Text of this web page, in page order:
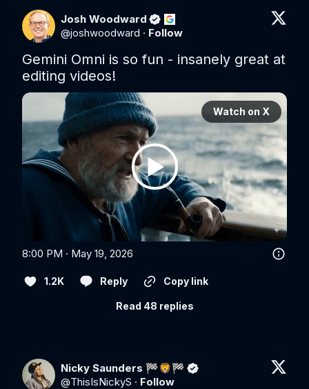
Josh Woodward
@joshwoodward · Follow
Gemini Omni is so fun - insanely great at
editing videos!
Watch on X
8:00 PM · May 19, 2026
1.2K Reply Copy link
Read 48 replies
Nicky Saunders 🏁🦁🏁
@ThisIsNickyS · Follow